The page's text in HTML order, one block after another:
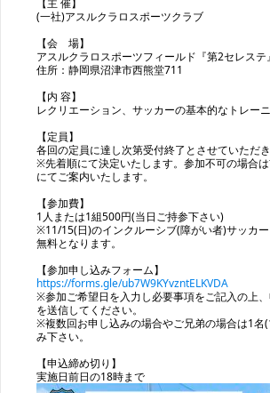
【主 催】
(一社)アスルクラロスポーツクラブ
【会 場】
アスルクラロスポーツフィールド『第2セレステ』
住所：静岡県沼津市西熊堂711
【内 容】
レクリエーション、サッカーの基本的なトレー
【定員】
各回の定員に達し次第受付終了とさせていただき
※先着順にて決定いたします。参加不可の場合
にてご案内いたします。
【参加費】
1人または1組500円(当日ご持参下さい)
※11/15(日)のインクルーシブ(障がい者)サッカ
無料となります。
【参加申し込みフォーム】
https://forms.gle/ub7W9KYvzntELKVDA
※参加ご希望日を入力し必要事項をご記入の上
を送信してください。
※複数回お申し込みの場合やご兄弟の場合は1名
み下さい。
【申込締め切り】
実施日前日の18時まで